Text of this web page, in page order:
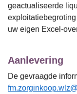
geactualiseerde
uw eigen Excel-
Aanlevering
De gevraagde